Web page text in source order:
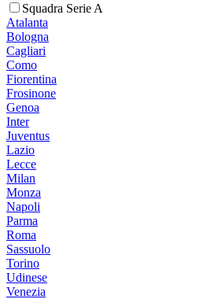
Squadra Serie A
Atalanta
Bologna
Cagliari
Como
Fiorentina
Frosinone
Genoa
Inter
Juventus
Lazio
Lecce
Milan
Monza
Napoli
Parma
Roma
Sassuolo
Torino
Udinese
Venezia